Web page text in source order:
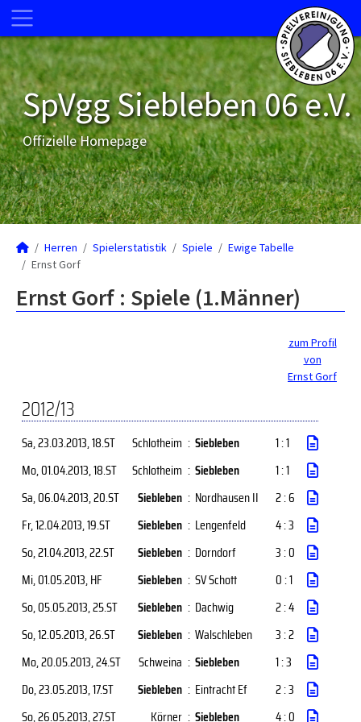
SpVgg Siebleben 06 e.V.
Offizielle Homepage
Herren Spielerstatistik Spiele
Ewige Tabelle
Ernst Gorf
Ernst Gorf : Spiele (1.Männer)
zum Profil
von
Ernst Gorf
2012/13
Sa, 23.03.2013, 18.ST Schlotheim : Siebleben
1 : 1
Mo, 01.04.2013, 18.ST Schlotheim : Siebleben
1 : 1
Sa, 06.04.2013, 20.ST Siebleben : Nordhausen II
2 : 6
Fr, 12.04.2013, 19.ST Siebleben : Lengenfeld
4 : 3
So, 21.04.2013, 22.ST Siebleben : Dorndorf
3 : 0
Mi, 01.05.2013, HF Siebleben : SV Schott
0 : 1
So, 05.05.2013, 25.ST Siebleben : Dachwig
2 : 4
So, 12.05.2013, 26.ST Siebleben : Walschleben
3 : 2
Mo, 20.05.2013, 24.ST Schweina : Siebleben
1 : 3
Do, 23.05.2013, 17.ST Siebleben : Eintracht Ef
2 : 3
So, 26.05.2013, 27.ST Körner : Siebleben 4 : 0